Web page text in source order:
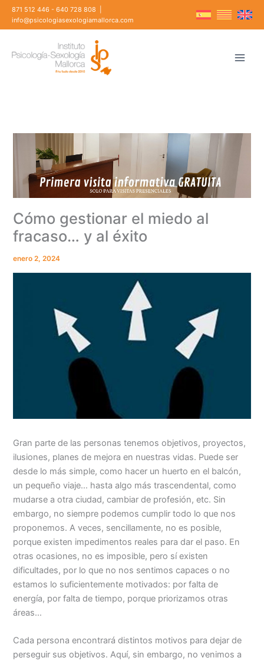
871 512 446 - 640 728 808
info@psicologiasexologiamallorca.com
Cómo gestionar el miedo al
fracaso… y al éxito
enero 2, 2024
Gran parte de las personas tenemos objetivos, proyectos,
ilusiones, planes de mejora en nuestras vidas. Puede ser
desde lo más simple, como hacer un huerto en el balcón,
un pequeño viaje… hasta algo más trascendental, como
mudarse a otra ciudad, cambiar de profesión, etc. Sin
embargo, no siempre podemos cumplir todo lo que nos
proponemos. A veces, sencillamente, no es posible,
porque existen impedimentos reales para dar el paso. En
otras ocasiones, no es imposible, pero sí existen
dificultades, por lo que no nos sentimos capaces o no
estamos lo suficientemente motivados: por falta de
energía, por falta de tiempo, porque priorizamos otras
áreas…
Cada persona encontrará distintos motivos para dejar de
perseguir sus objetivos. Aquí, sin embargo, no venimos a